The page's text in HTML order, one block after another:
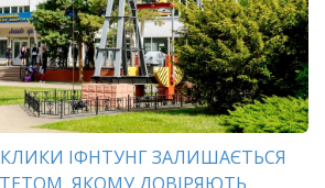
ІФНТУНГ ЗАЛИШАЄТЬСЯ